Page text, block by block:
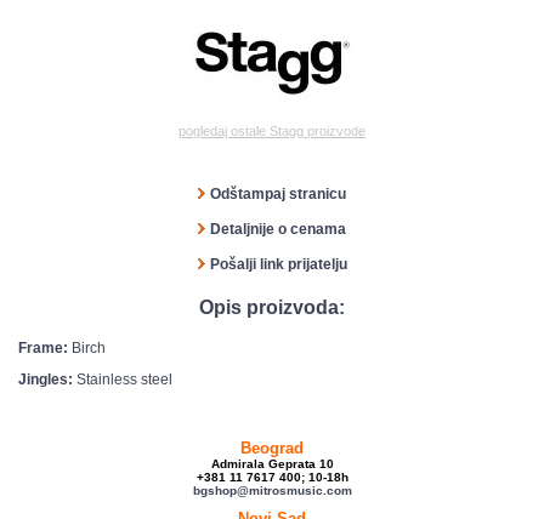
pogledaj ostale Stagg proizvode
Odštampaj stranicu
Detaljnije o cenama
Pošalji link prijatelju
Opis proizvoda:
Frame: Birch
Jingles: Stainless steel
Beograd
Admirala Geprata 10
+381 11 7617 400; 10-18h
bgshop@mitrosmusic.com